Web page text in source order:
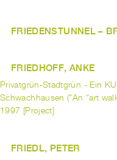
FRIEDENSTUNNEL –
FRIEDHOFF, ANKE
Privatgrün-Stadtgrün - Ein
Schwachhausen ("An “art
1997 [Project]
FRIEDL, PETER